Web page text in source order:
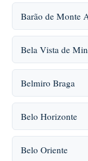
Barão de Monte
Bela Vista de
Belmiro Braga
Belo Horizonte
Belo Oriente